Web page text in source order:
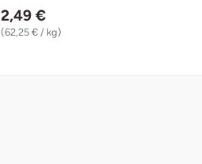
2,49 €
(62,25 € / kg)